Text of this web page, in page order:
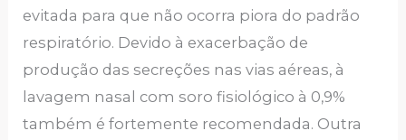
evitada para que não ocorra piora do padrão
respiratório. Devido à exacerbação de
produção das secreções nas vias aéreas, à
lavagem nasal com soro fisiológico à 0,9%
também é fortemente recomendada. Outra